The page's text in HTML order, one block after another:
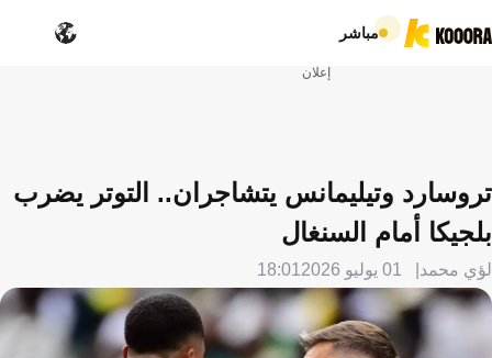
مباشر
إعلان
تروسارد وتيليمانس يتشاجران.. التوتر يضرب
بلجيكا أمام السنغال
لؤي محمد 01 يوليو 2026 18:01